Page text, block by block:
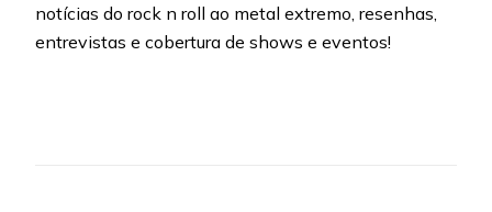
notícias do rock n roll ao metal extremo, resenhas,
entrevistas e cobertura de shows e eventos!